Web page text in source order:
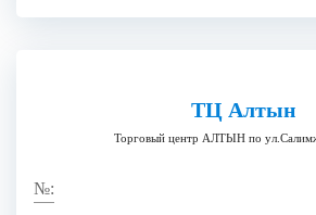
ТЦ Алтын
Торговый центр АЛТЫН по